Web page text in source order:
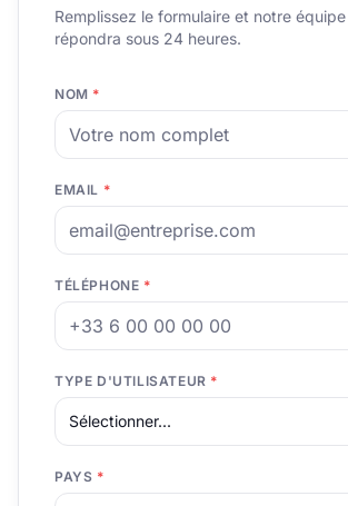
Remplissez le formulaire et notre
répondra sous 24 heures.
NOM *
EMAIL *
TÉLÉPHONE *
TYPE D'UTILISATEUR *
Sélectionner...
PAYS *